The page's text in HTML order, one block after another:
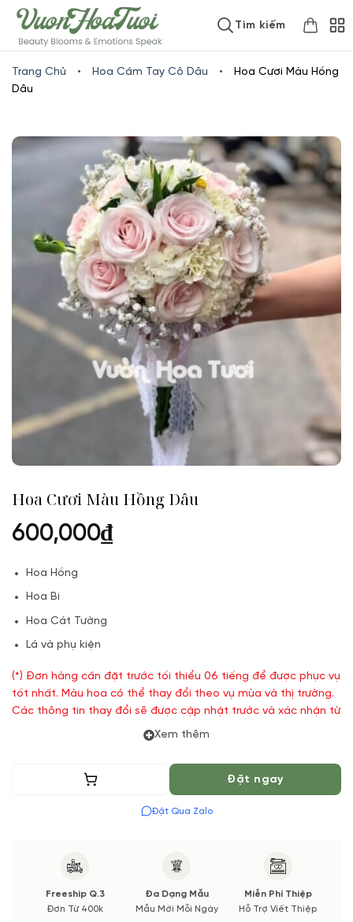
www.vuonhoatuoi.vnSkip
to
content
Tìm kiếm
Trang Chủ • Hoa Cầm Tay Cô Dâu •
Hoa Cươi Màu Hồng
Dâu
Hoa Cươi Màu Hồng Dâu
600,000₫
Hoa Hồng
Hoa Bi
Hoa Cát Tường
Lá và phụ kiện
(*) Đơn hàng cần đặt trước tối thiểu 06 tiếng để được phục vụ
tốt nhất. Màu hoa có thể thay đổi theo vụ mùa và thị trường.
Các thông tin thay đổi sẽ được cập nhật trước và xác nhận từ
Xem thêm
Thêm vào giỏ Đặt ngay
Đặt Qua Zalo
Freeship Q.3
Đơn Từ 400k
Đa Dạng Mẫu
Mẫu Mới Mỗi Ngày
Miễn Phí Thiệp
Hỗ Trợ Viết Thiệp